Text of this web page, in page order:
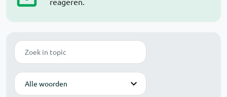
Zoek
Modus